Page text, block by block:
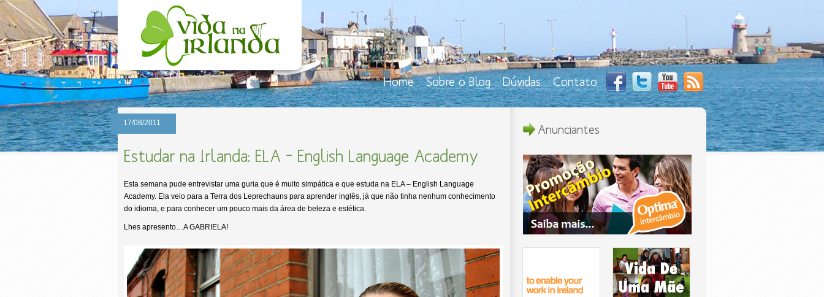
Home Sobre o Blog Dúvidas Contato
17/08/2011
Estudar na Irlanda: ELA – English Language Academy
Esta semana pude entrevistar uma guria que é muito simpática e que estuda na ELA – English Language
Academy. Ela veio para a Terra dos Leprechauns para aprender inglês, já que não tinha nenhum conhecimento
do idioma, e para conhecer um pouco mais da área de beleza e estética.
Lhes apresento…A GABRIELA!
Anunciantes